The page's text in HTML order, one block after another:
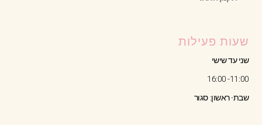
שעות פעילות
שני עד שישי
11:00- 16:00
שבת- ראשון: סגור